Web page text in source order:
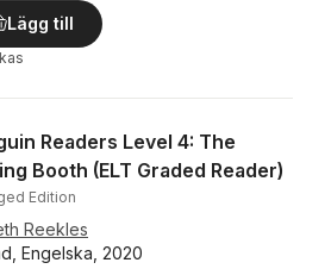
Lägg till
Readers Level 4: The
Booth (ELT Graded Reader)
Edition
Reekles
Engelska, 2020